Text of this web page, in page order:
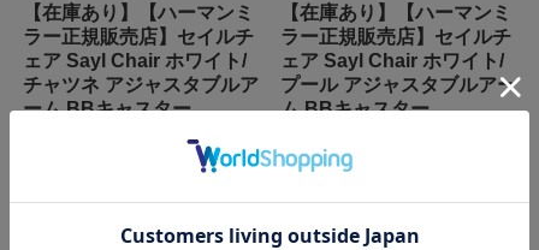
【在庫あり】【ハーマンミ
ラー正規販売店】セイルチ
ェア Sayl Chair ホワイト/
チャツネ アジャスタブルア
ーム BBキャスター
【在庫あり】【ハーマンミ
ラー正規販売店】セイルチ
ェア Sayl Chair ホワイト/
プール アジャスタブルアー
ム BBキャスター
在庫を確認する